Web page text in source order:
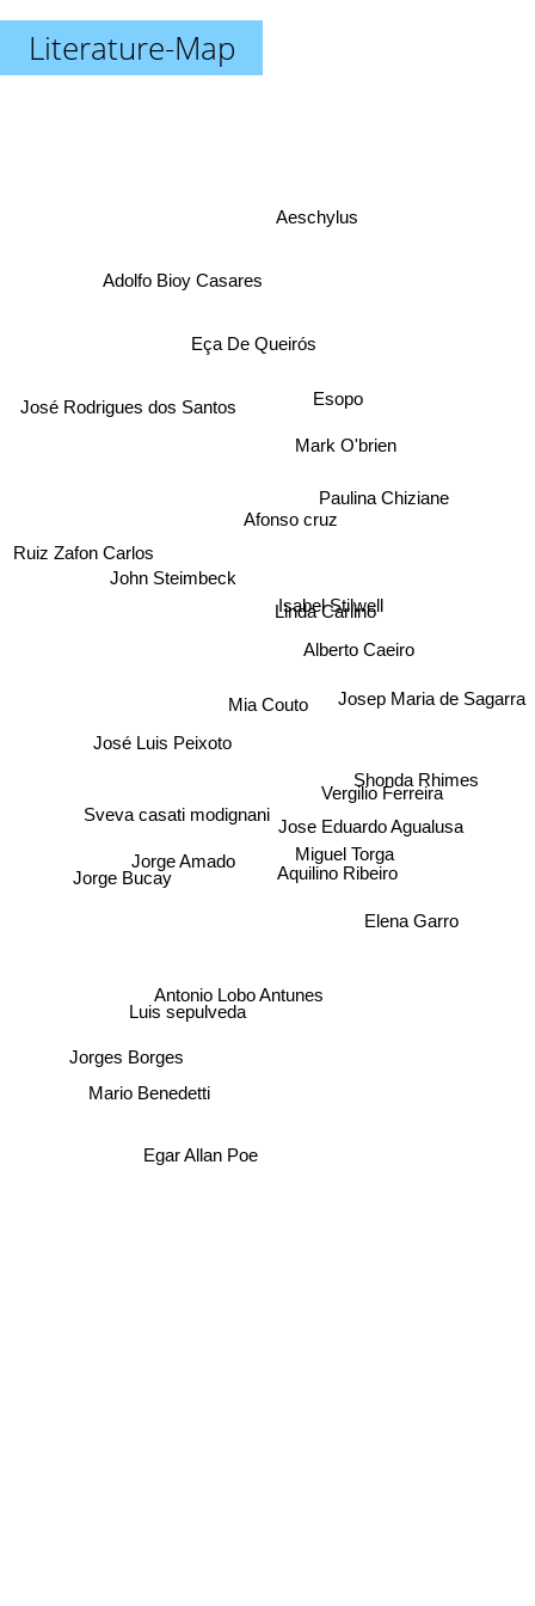
Literature-Map
Mia Couto
Isabel Stilwell
Linda Carlino
Paulina Chiziane
Afonso cruz
Jorge Amado
Aquilino Ribeiro
Alberto Caeiro
Mark O'brien
Miguel Torga
Esopo
Sveva casati modignani
Antonio Lobo Antunes
Luis sepulveda
Jose Eduardo Agualusa
Eça De Queirós
José Luis Peixoto
Jorge Bucay
Elena Garro
Shonda Rhimes
Vergilio Ferreira
José Rodrigues dos Santos
Adolfo Bioy Casares
Mario Benedetti
Jorges Borges
Egar Allan Poe
Josep Maria de Sagarra
Aeschylus
Ruiz Zafon Carlos